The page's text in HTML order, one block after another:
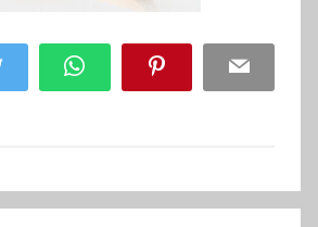
Twitter WhatsApp Pinterest Email